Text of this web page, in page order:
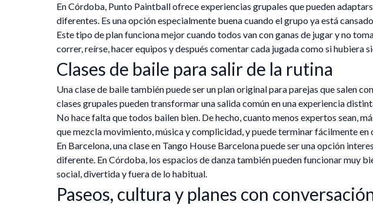
En Córdoba, Punto Paintball ofrece experiencias grupales que pueden
diferentes. Es una opción especialmente buena cuando el grupo ya está
Este tipo de plan funciona mejor cuando todos van con ganas de jugar y no
correr, reírse, hacer equipos y después comentar cada jugada como si hubiera
Clases de baile para salir de la rutina
Una clase de baile también puede ser un plan original para parejas que salen
clases grupales pueden transformar una salida común en una experiencia
No hace falta que todos bailen bien. De hecho, cuanto menos expertos sean,
que mezcla movimiento, música y complicidad, y puede terminar fácilmente en
En Barcelona, una clase en Tango House Barcelona puede ser una opción
diferente. En Córdoba, los espacios de danza también pueden funcionar muy
social, divertida y fuera de lo habitual.
Paseos, cultura y planes con